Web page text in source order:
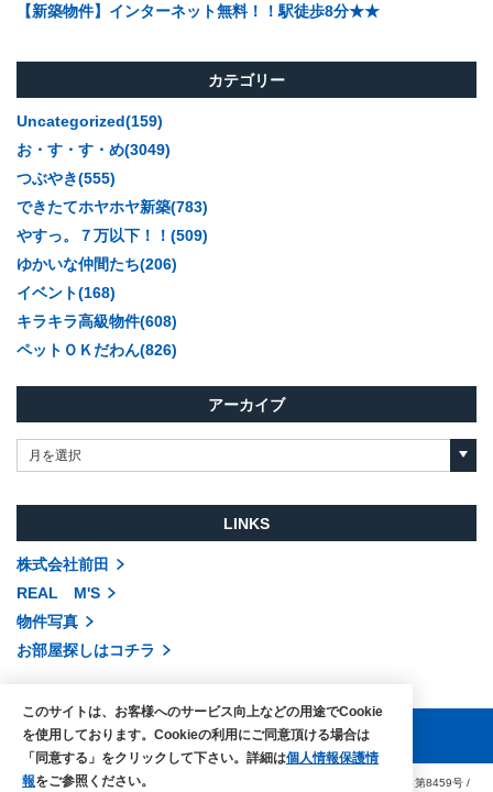
【新築物件】インターネット無料！！駅徒歩8分★★
カテゴリー
Uncategorized(159)
お・す・す・め(3049)
つぶやき(555)
できたてホヤホヤ新築(783)
やすっ。７万以下！！(509)
ゆかいな仲間たち(206)
イベント(168)
キラキラ高級物件(608)
ペットＯＫだわん(826)
アーカイブ
月を選択
LINKS
株式会社前田
REAL M'S
物件写真
お部屋探しはコチラ
COPYRIGHTS © MAEDA co.,ltd. ALL RIGHTS RESERVED. 国土交通大臣（3）第8459号 /
このサイトは、お客様へのサービス向上などの用途でCookie
を使用しております。Cookieの利用にご同意頂ける場合は
「同意する」をクリックして下さい。詳細は個人情報保護情
報をご参照ください。